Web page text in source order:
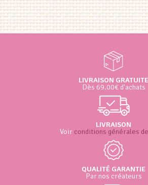
LIVRAISON GRATUITE
Dès 69.00€ d'achats
LIVRAISON
Voir conditions générales
QUALITÉ GARANTIE
Par nos créateurs